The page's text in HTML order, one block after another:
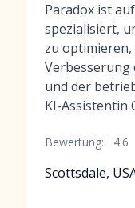
Paradox ist
spezialisiert,
zu
Verbesserung
und der
KI-Assistentin
Bewertung: 4.6
Scottsdale,